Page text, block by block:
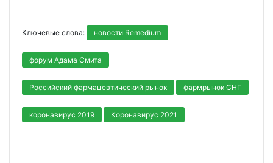
Ключевые слова: новости Remedium
форум Адама Смита
Российский фармацевтический рынок фармрынок СНГ
коронавирус 2019 Коронавирус 2021